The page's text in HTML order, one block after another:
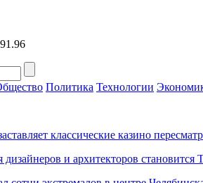
Политика Технологии
классические казино
и архитекторов